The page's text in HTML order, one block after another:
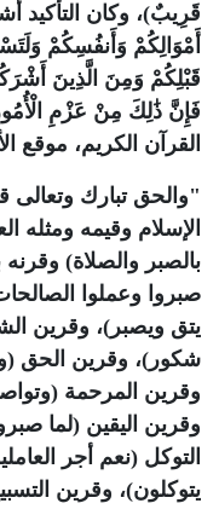
قَرِيبٌ)، وكان التأكيد
أَمْوَالِكُمْ وَأَنفُسِكُمْ
قَبْلِكُمْ وَمِنَ الَّذِينَ
فَإِنَّ ذَٰلِكَ مِنْ عَزْمِ
القرآن الكريم، موقع
"والحق تبارك وتعالى
الإسلام وقيمه ومثله
بالصبر والصلاة) وقرنه
صبروا وعملوا
يتق ويصبر)، وقرين
شكور)، وقرين الحق
وقرين المرحمة
وقرين اليقين (لما
التوكل (نعم أجر
يتوكلون)، وقرين